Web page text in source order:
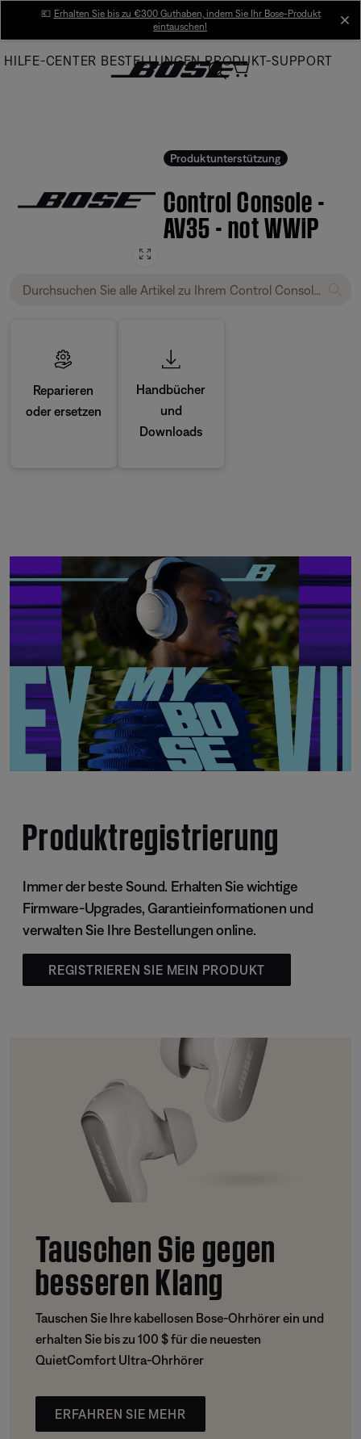
Main
💶 Erhalten Sie bis zu €300 Guthaben, indem Sie Ihr Bose-Produkt
eintauschen!
HILFE-CENTER BESTELLUNGEN PRODUKT-SUPPORT
Produktunterstützung
Control Console -
AV35 - not WWiP
Reparieren
oder ersetzen
Handbücher
und
Downloads
Produktregistrierung
Immer der beste Sound. Erhalten Sie wichtige
Firmware-Upgrades, Garantieinformationen und
verwalten Sie Ihre Bestellungen online.
REGISTRIEREN SIE MEIN PRODUKT
Tauschen Sie gegen
besseren Klang
Tauschen Sie Ihre kabellosen Bose-Ohrhörer ein und
erhalten Sie bis zu 100 $ für die neuesten
QuietComfort Ultra-Ohrhörer
ERFAHREN SIE MEHR